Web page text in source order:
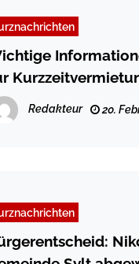
Redakteur 20.